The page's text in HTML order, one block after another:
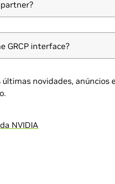
GRCP interface?
GRCP interface?
novidades, anúncios
NVIDIA